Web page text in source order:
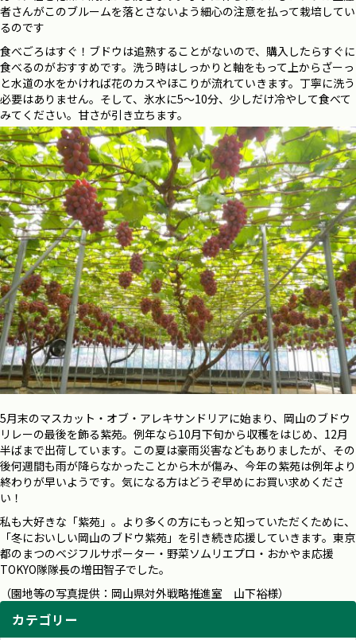
者さんがこのブルームを落とさないよう細心の注意を払って栽培してい
るのです
食べごろはすぐ！ブドウは追熟することがないので、購入したらすぐに
食べるのがおすすめです。洗う時はしっかりと軸をもって上からざーっ
と水道の水をかければ花のカスやほこりが流れていきます。丁寧に洗う
必要はありません。そして、氷水に5～10分、少しだけ冷やして食べて
みてください。甘さが引き立ちます。
5月末のマスカット・オブ・アレキサンドリアに始まり、岡山のブドウ
リレーの最後を飾る紫苑。例年なら10月下旬から収穫をはじめ、 12月
半ばまで出荷しています。この夏は豪雨災害などもありましたが、その
後何週間も雨が降らなかったことから木が傷み、今年の紫苑は例年より
終わりが早いようです。気になる方はどうぞ早めにお買い求めくださ
い！
私も大好きな「紫苑」。より多くの方にもっと知っていただくために、
「冬においしい岡山のブドウ紫苑」を引き続き応援していきます。東京
都のまつのベジフルサポーター・野菜ソムリエプロ・おかやま応援
TOKYO隊隊長の増田智子でした。
（園地等の写真提供：岡山県対外戦略推進室 山下裕様）
カテゴリー